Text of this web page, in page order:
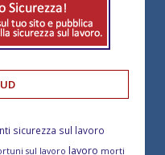
sicurezza sul lavoro
sul lavoro lavoro morti